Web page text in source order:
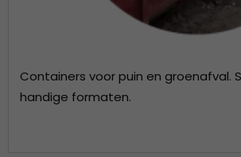
Containers voor puin en groenafval.
handige formaten.